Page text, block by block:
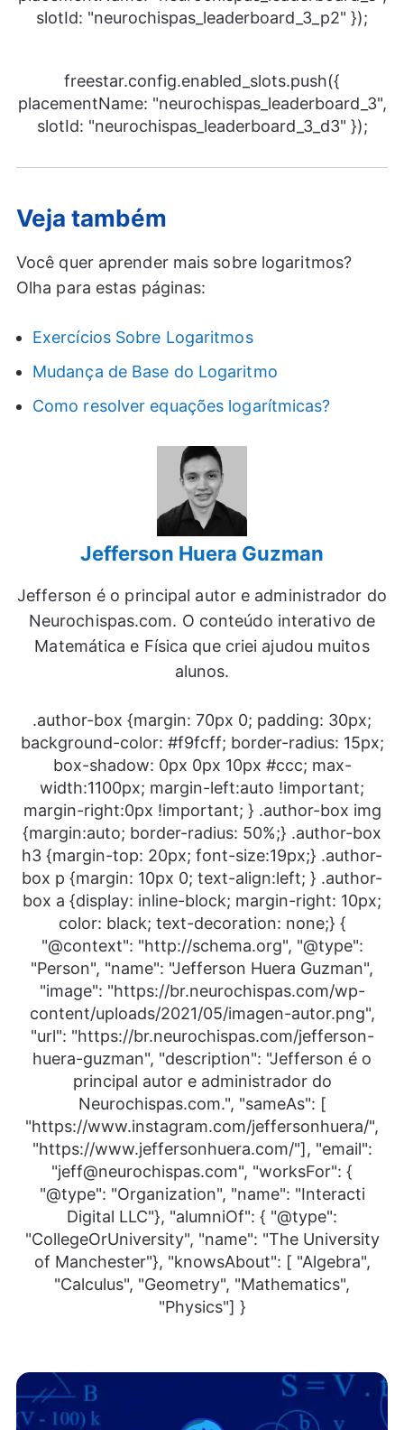
slotId: "neurochispas_leaderboard_3_p2" });
freestar.config.enabled_slots.push({
placementName: "neurochispas_leaderboard_3",
slotId: "neurochispas_leaderboard_3_d3" });
Veja também
Você quer aprender mais sobre logaritmos?
Olha para estas páginas:
Exercícios Sobre Logaritmos
Mudança de Base do Logaritmo
Como resolver equações logarítmicas?
Jefferson Huera Guzman
Jefferson é o principal autor e administrador do
Neurochispas.com. O conteúdo interativo de
Matemática e Física que criei ajudou muitos
alunos.
.author-box {margin: 70px 0; padding: 30px;
background-color: #f9fcff; border-radius: 15px;
box-shadow: 0px 0px 10px #ccc; max-
width:1100px; margin-left:auto !important;
margin-right:0px !important; } .author-box img
{margin:auto; border-radius: 50%;} .author-box
h3 {margin-top: 20px; font-size:19px;} .author-
box p {margin: 10px 0; text-align:left; } .author-
box a {display: inline-block; margin-right: 10px;
color: black; text-decoration: none;} {
"@context": "http://schema.org", "@type":
"Person", "name": "Jefferson Huera Guzman",
"image": "https://br.neurochispas.com/wp-
content/uploads/2021/05/imagen-autor.png",
"url": "https://br.neurochispas.com/jefferson-
huera-guzman", "description": "Jefferson é o
principal autor e administrador do
Neurochispas.com.", "sameAs": [
"https://www.instagram.com/jeffersonhuera/",
"https://www.jeffersonhuera.com/"], "email":
"jeff@neurochispas.com", "worksFor": {
"@type": "Organization", "name": "Interacti
Digital LLC"}, "alumniOf": { "@type":
"CollegeOrUniversity", "name": "The University
of Manchester"}, "knowsAbout": [ "Algebra",
"Calculus", "Geometry", "Mathematics",
"Physics"] }